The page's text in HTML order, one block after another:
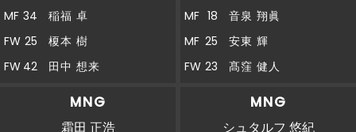
MF 34
稲福 卓
FW 25
榎本 樹
FW 42 田中 想来
MNG
霜田 正浩
MF 18
音泉 翔眞
MF 25
安東 輝
FW 23 髙窪 健人
MNG
シュタルフ 悠紀